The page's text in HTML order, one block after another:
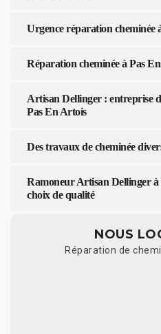
Urgence réparation cheminée
Réparation cheminée à Pas
Artisan Dellinger : entreprise
Pas En Artois
Des travaux de cheminée
Ramoneur Artisan Dellinger à
choix de qualité
NOUS
Réparation de